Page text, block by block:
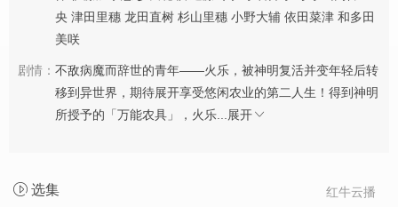
央 津田里穗 龙田直树 杉山里穗 小野大辅 依田菜津 和多田
美咲
剧情： 不敌病魔而辞世的青年——火乐，被神明复活并变年轻后转
移到异世界，期待展开享受悠闲农业的第二人生！得到神明
所授予的「万能农具」，火乐...
展开
红牛云播
选集